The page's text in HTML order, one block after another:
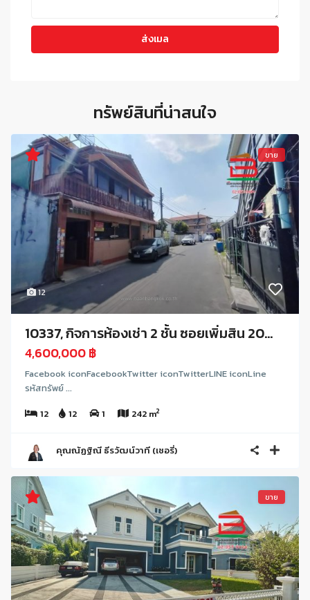
ทรัพย์สินที่น่าสนใจ
12
ขาย
10337, กิจการห้องเช่า 2 ชั้น ซอยเพิ่มสิน 20...
4,600,000 ฿
Facebook iconFacebookTwitter iconTwitterLINE iconLine
รหัสทรัพย์ ...
12
12 1 242 m2
คุณณัฏฐิณี ธีรวัฒน์วาที (เชอรี่)
ขาย